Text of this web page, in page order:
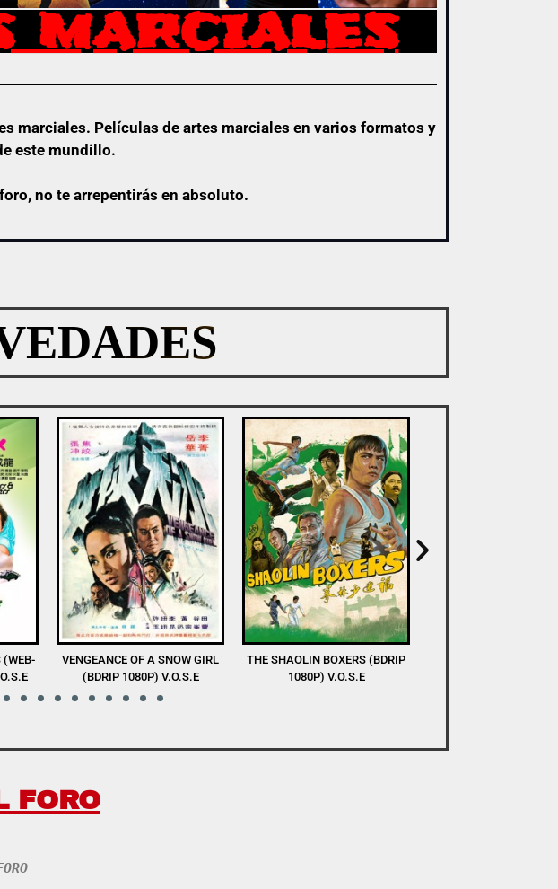
MARCIALES
marciales. Películas de artes marciales en varios formatos y
este mundillo.
no te arrepentirás en absoluto.
GIRL
THE SHAOLIN BOXERS (BDRIP
1080P) V.O.S.E
DEVA (WEB-DL 1080P) V.O.S.E
FORO